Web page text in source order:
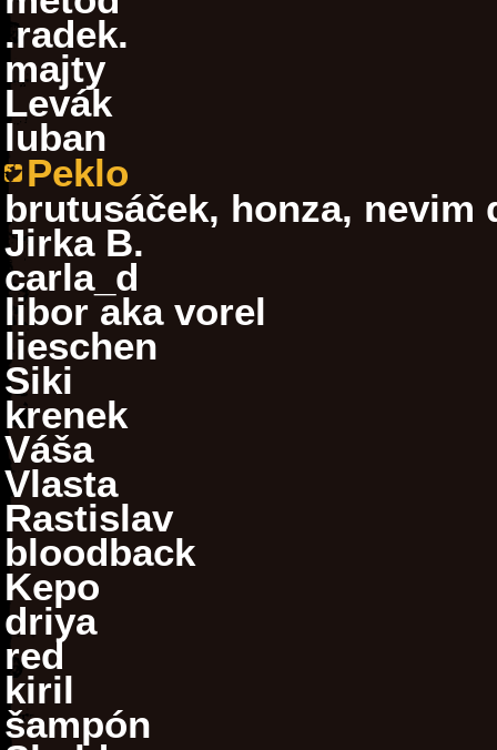
.radek.
majty
Levák
luban
Peklo
brutusáček, honza, nevim
Jirka B.
carla_d
libor aka vorel
lieschen
Siki
krenek
Váša
Vlasta
Rastislav
bloodback
Kepo
driya
red
kiril
šampón